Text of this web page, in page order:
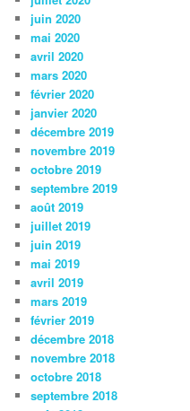
juin 2020
mai 2020
avril 2020
mars 2020
février 2020
janvier 2020
décembre 2019
novembre 2019
octobre 2019
septembre 2019
août 2019
juillet 2019
juin 2019
mai 2019
avril 2019
mars 2019
février 2019
décembre 2018
novembre 2018
octobre 2018
septembre 2018